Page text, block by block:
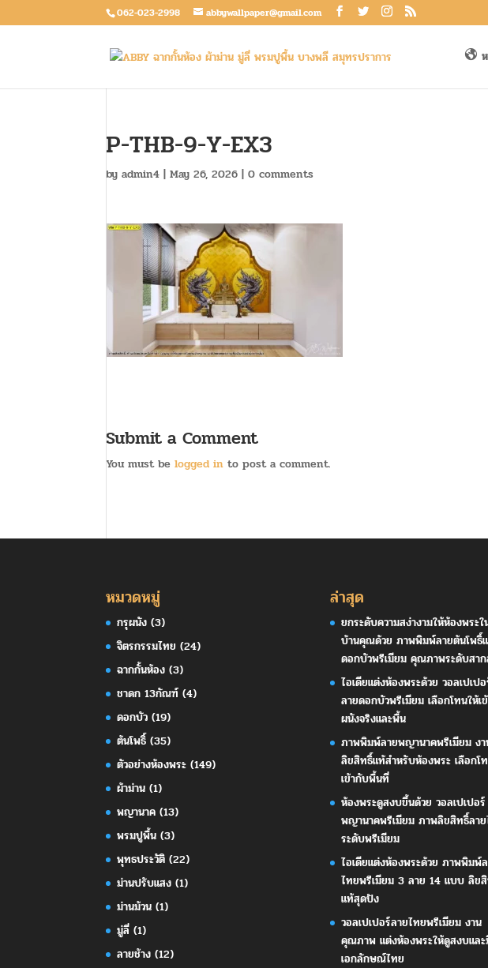
062-023-2998 abbywallpaper@gmail.com
P-THB-9-Y-EX3
byadmin4 |May 26, 2026 |0 comments
Submit a Comment
You must belogged in to post a comment.
หมวดหมู่
กรุผนัง (3)
จิตรกรรมไทย (24)
ฉากกั้นห้อง (3)
ชาดก 13กัณฑ์ (4)
ดอกบัว (19)
ต้นโพธิ์ (35)
ตัวอย่างห้องพระ (149)
ผ้าม่าน (1)
พญานาค (13)
พรมปูพื้น (3)
พุทธประวัติ (22)
ม่านปรับแสง (1)
ม่านม้วน (1)
มู่ลี่ (1)
ลายช้าง (12)
ล่าสุด
ยกระดับความสง่างามให้ห้องพระใ
บ้านคุณด้วย ภาพพิมพ์ลายต้นโพธิ์
ดอกบัวพรีเมียม คุณภาพระดับสา
ไอเดียแต่งห้องพระด้วย วอลเปเป
ลายดอกบัวพรีเมียม เลือกโทนให้เ
ผนังจริงและพื้น
ภาพพิมพ์ลายพญานาคพรีเมียม ง
ลิขสิทธิ์แท้สำหรับห้องพระ เลือกโ
เข้ากับพื้นที่
ห้องพระดูสงบขึ้นด้วย วอลเปเปอร์
พญานาคพรีเมียม ภาพลิขสิทธิ์ลา
ระดับพรีเมียม
ไอเดียแต่งห้องพระด้วย ภาพพิมพ์
ไทยพรีเมียม 3 ลาย 14 แบบ ลิข
แท้สุดปัง
วอลเปเปอร์ลายไทยพรีเมียม งาน
คุณภาพ แต่งห้องพระให้ดูสงบแล
เอกลักษณ์ไทย